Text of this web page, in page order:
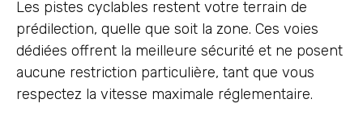
Les pistes cyclables restent votre terrain de
prédilection, quelle que soit la zone. Ces voies
dédiées offrent la meilleure sécurité et ne posent
aucune restriction particulière, tant que vous
respectez la vitesse maximale réglementaire.